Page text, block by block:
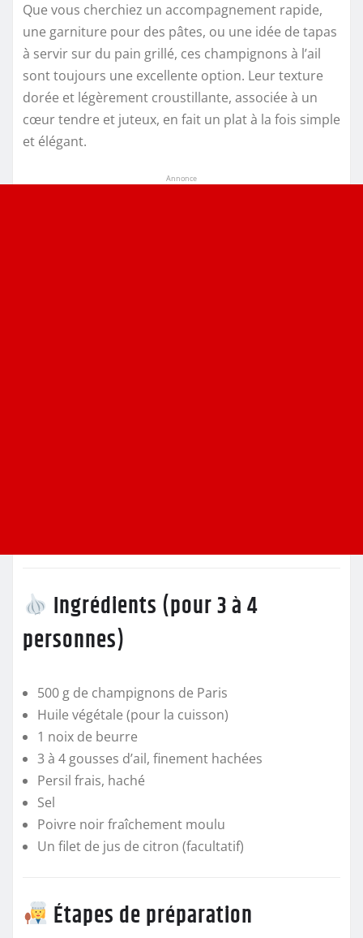
Que vous cherchiez un accompagnement rapide,
une garniture pour des pâtes, ou une idée de tapas
à servir sur du pain grillé, ces champignons à l’ail
sont toujours une excellente option. Leur texture
dorée et légèrement croustillante, associée à un
cœur tendre et juteux, en fait un plat à la fois simple
et élégant.
Annonce
Ingrédients (pour 3 à 4
personnes)
500 g de champignons de Paris
Huile végétale (pour la cuisson)
1 noix de beurre
3 à 4 gousses d’ail, finement hachées
Persil frais, haché
Sel
Poivre noir fraîchement moulu
Un filet de jus de citron (facultatif)
Étapes de préparation